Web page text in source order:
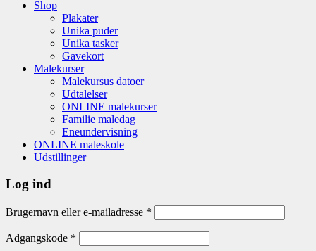
Shop
Plakater
Unika puder
Unika tasker
Gavekort
Malekurser
Malekursus datoer
Udtalelser
ONLINE malekurser
Familie maledag
Eneundervisning
ONLINE maleskole
Udstillinger
Log ind
Brugernavn eller e-mailadresse *
Adgangskode *